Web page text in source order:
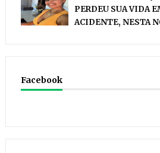
PERDEU SUA VIDA
ACIDENTE, NESTA
Facebook